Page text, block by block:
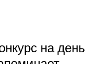
на день